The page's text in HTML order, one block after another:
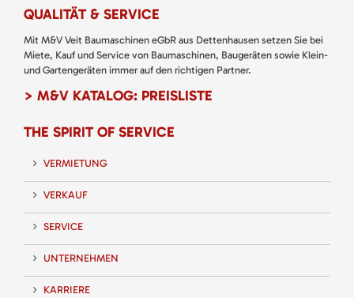
QUALITÄT & SERVICE
Mit M&V Veit Baumaschinen eGbR aus Dettenhausen setzen Sie bei
Miete, Kauf und Service von Baumaschinen, Baugeräten sowie Klein-
und Gartengeräten immer auf den richtigen Partner.
> M&V KATALOG: PREISLISTE
THE SPIRIT OF SERVICE
VERMIETUNG
VERKAUF
SERVICE
UNTERNEHMEN
KARRIERE